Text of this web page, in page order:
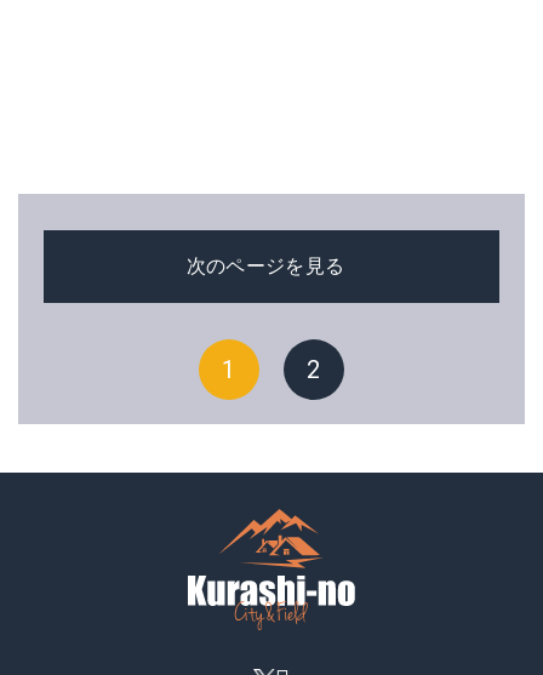
次のページを見る
1 2